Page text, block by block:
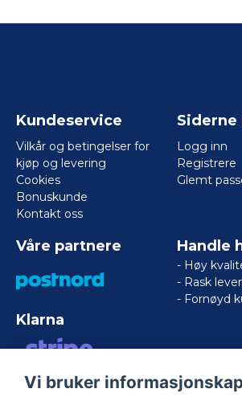
Kundeservice
Vilkår og betingelser for
kjøp og levering
Cookies
Bonuskunde
Kontakt oss
Siderne
Logg inn
Registrere
Glemt
Våre partnere
Klarna
VISA/MASTERCARD/AMERICAN
Handle
- Høy
- Rask
- Fornøyd
Vi bruker